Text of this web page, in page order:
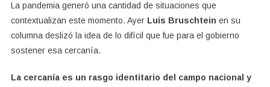
La
Derecha»
La pandemia generó una cantidad de situaciones que
contextualizan este momento. Ayer Luis Bruschtein en su
columna deslizó la idea de lo difícil que fue para el gobierno
sostener esa cercanía.
La cercanía es un rasgo identitario del campo nacional y